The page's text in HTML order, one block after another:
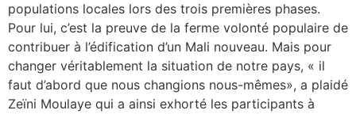
populations locales lors des trois premières phases.
Pour lui, c’est la preuve de la ferme volonté populaire de
contribuer à l’édification d’un Mali nouveau. Mais pour
changer véritablement la situation de notre pays, « il
faut d’abord que nous changions nous-mêmes», a plaidé
Zeïni Moulaye qui a ainsi exhorté les participants à